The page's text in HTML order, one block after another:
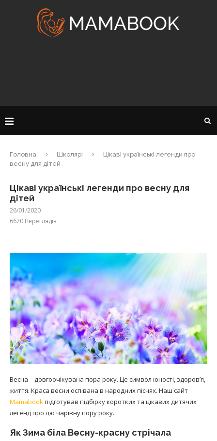
Головна Школярі
Цікаві українські легенди про
весну для дітей
Цікаві українські легенди про весну для
дітей
26/01/2020
6670 Переглядів
Весна – довгоочікувана пора року. Це символ юності, здоров’я,
життя. Краса весни оспівана в народних піснях. Наш сайт
Mamabookпідготував підбірку коротких та цікавих дитячих
легенд про цю чарівну пору року.
Як Зима біла Весну-красну стрічала